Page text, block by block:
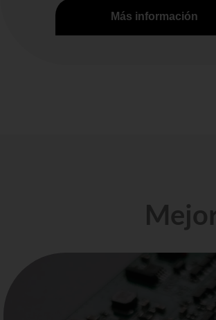
Más información